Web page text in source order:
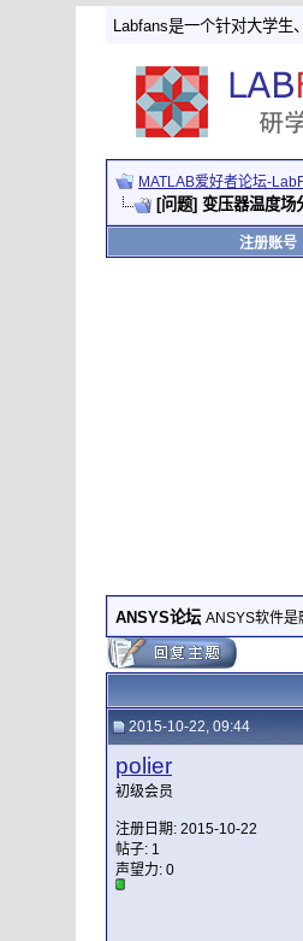
Labfans是一个针对大学生
MATLAB爱好者论坛-
[问题] 变压器温度场
注册账号
ANSYS论坛 ANSYS软件是
2015-10-22, 09:44
polier
初级会员
注册日期: 2015-10-22
帖子: 1
声望力: 0